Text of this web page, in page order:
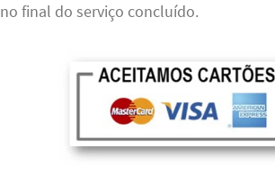
no final do serviço concluído.